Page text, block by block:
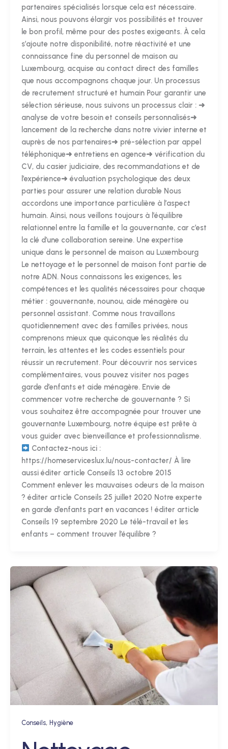
partenaires spécialisés lorsque cela est nécessaire.
Ainsi, nous pouvons élargir vos possibilités et trouver
le bon profil, même pour des postes exigeants. À cela
s’ajoute notre disponibilité, notre réactivité et une
connaissance fine du personnel de maison au
Luxembourg, acquise au contact direct des familles
que nous accompagnons chaque jour. Un processus
de recrutement structuré et humain Pour garantir une
sélection sérieuse, nous suivons un processus clair : ➜
analyse de votre besoin et conseils personnalisés➜
lancement de la recherche dans notre vivier interne et
auprès de nos partenaires➜ pré-sélection par appel
téléphonique➜ entretiens en agence➜ vérification du
CV, du casier judiciaire, des recommandations et de
l’expérience➜ évaluation psychologique des deux
parties pour assurer une relation durable Nous
accordons une importance particulière à l’aspect
humain. Ainsi, nous veillons toujours à l’équilibre
relationnel entre la famille et la gouvernante, car c’est
la clé d’une collaboration sereine. Une expertise
unique dans le personnel de maison au Luxembourg
Le nettoyage et le personnel de maison font partie de
notre ADN. Nous connaissons les exigences, les
compétences et les qualités nécessaires pour chaque
métier : gouvernante, nounou, aide ménagère ou
personnel assistant. Comme nous travaillons
quotidiennement avec des familles privées, nous
comprenons mieux que quiconque les réalités du
terrain, les attentes et les codes essentiels pour
réussir un recrutement. Pour découvrir nos services
complémentaires, vous pouvez visiter nos pages
garde d’enfants et aide ménagère. Envie de
commencer votre recherche de gouvernante ? Si
vous souhaitez être accompagnée pour trouver une
gouvernante Luxembourg, notre équipe est prête à
vous guider avec bienveillance et professionnalisme.
Contactez-nous ici :
https://homeserviceslux.lu/nous-contacter/ À lire
aussi éditer article Conseils 13 octobre 2015
Comment enlever les mauvaises odeurs de la maison
? éditer article Conseils 25 juillet 2020 Notre experte
en garde d’enfants part en vacances ! éditer article
Conseils 19 septembre 2020 Le télé-travail et les
enfants – comment trouver l’équilibre ?
Conseils, Hygiène